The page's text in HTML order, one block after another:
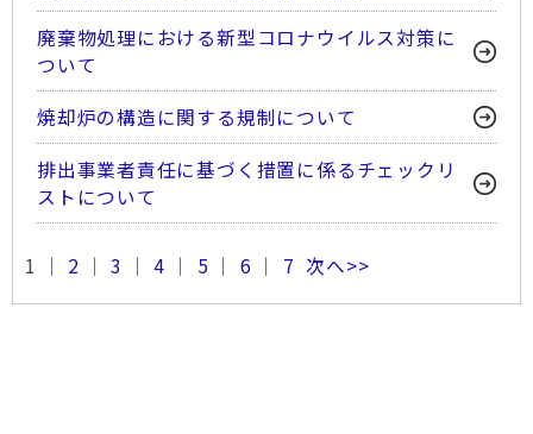
廃棄物処理における新型コロナウイルス対策に
ついて
焼却炉の構造に関する規制について
排出事業者責任に基づく措置に係るチェックリ
ストについて
1 ｜ 2 ｜3 ｜4 ｜ 5 ｜ 6 ｜ 7 次へ>>